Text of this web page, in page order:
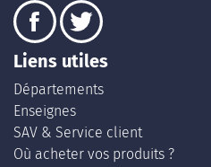
Liens utiles
Départements
Enseignes
SAV & Service client
Où acheter vos produits ?